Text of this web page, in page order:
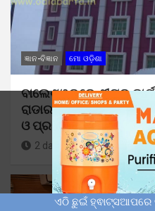
ଜ୍ଞାନ-ବିଜ୍ଞାନ ମୋ ଓଡ଼ିଶା
ବାଲେଶ୍ୱରରେ ଶୀଘ୍ର
ରାଡାର ଷ୍ଟେସନ : ୨୫୦
ଓ ପ୍ରବଳ ବର୍ଷାର ମିଳିବ
2 days ago Sunil
ଏଠି ଛୁଇଁ ହ୍ଵାଟ୍ସଆପରେ